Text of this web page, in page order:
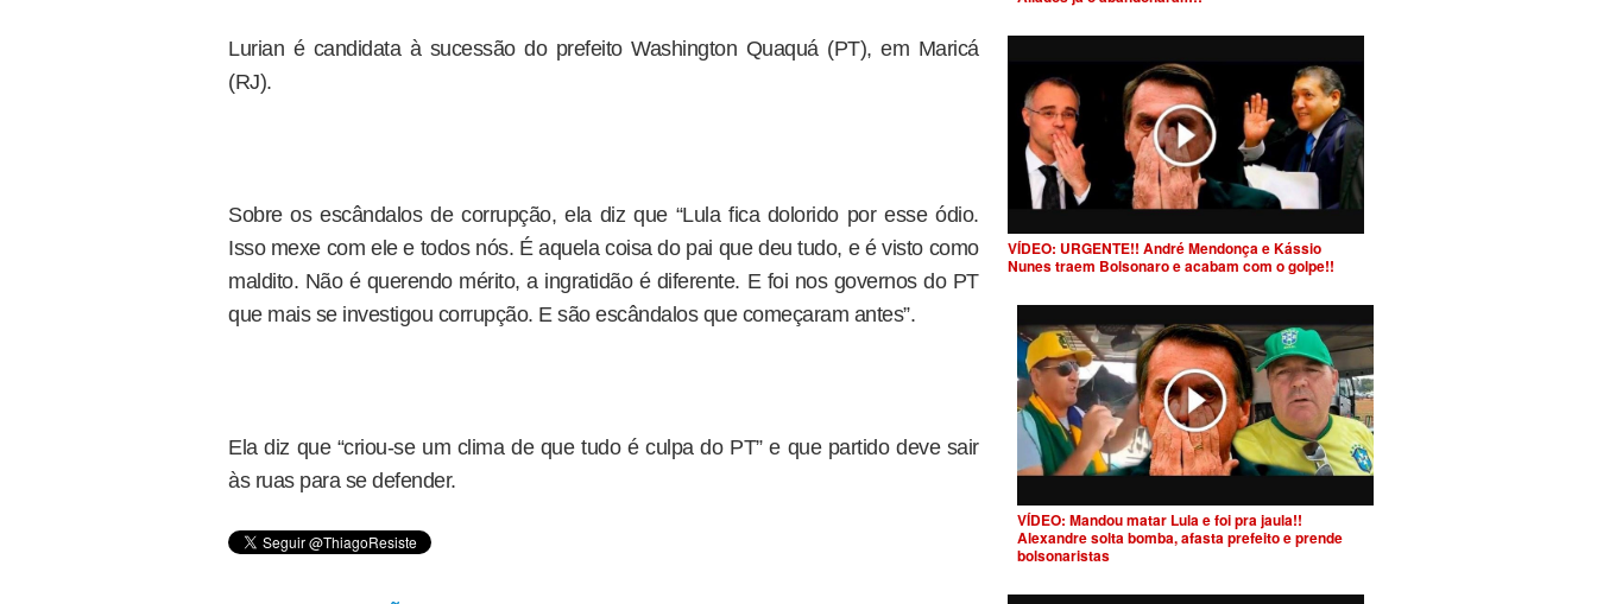
Lurian é candidata à sucessão do prefeito Washington Quaquá (PT), em Maricá
(RJ).
Sobre os escândalos de corrupção, ela diz que “Lula fica dolorido por esse ódio.
Isso mexe com ele e todos nós. É aquela coisa do pai que deu tudo, e é visto como
maldito. Não é querendo mérito, a ingratidão é diferente. E foi nos governos do PT
que mais se investigou corrupção. E são escândalos que começaram antes”.
Ela diz que “criou-se um clima de que tudo é culpa do PT” e que partido deve sair
às ruas para se defender.
VÍDEO: URGENTE!! André Mendonça e Kássio
Nunes traem Bolsonaro e acabam com o golpe!!
VÍDEO: Mandou matar Lula e foi pra jaula!!
Alexandre solta bomba, afasta prefeito e prende
bolsonaristas